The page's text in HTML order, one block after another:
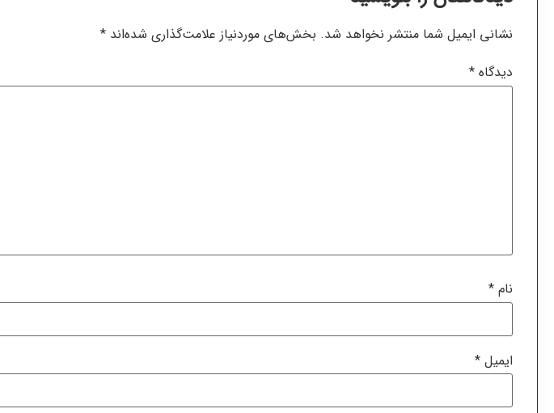
نشانی ایمیل شما منتشر نخواهد شد. بخش‌های موردنیاز علامت‌گذاری شده‌اند *
دیدگاه *
نام *
ایمیل *